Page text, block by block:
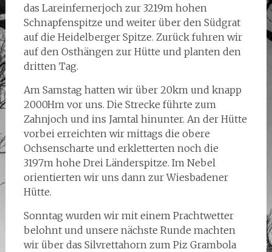
das Lareinfernerjoch zur 3219m hohen
Schnapfenspitze und weiter über den Südgrat
auf die Heidelberger Spitze. Zurück fuhren wir
auf den Osthängen zur Hütte und planten den
dritten Tag.
Am Samstag hatten wir über 20km und knapp
2000Hm vor uns. Die Strecke führte zum
Zahnjoch und ins Jamtal hinunter. An der Hütte
vorbei erreichten wir mittags die obere
Ochsenscharte und erkletterten noch die
3197m hohe Drei Länderspitze. Im Nebel
orientierten wir uns dann zur Wiesbadener
Hütte.
Sonntag wurden wir mit einem Prachtwetter
belohnt und unsere nächste Runde machten
wir über das Silvrettahorn zum Piz Grambola